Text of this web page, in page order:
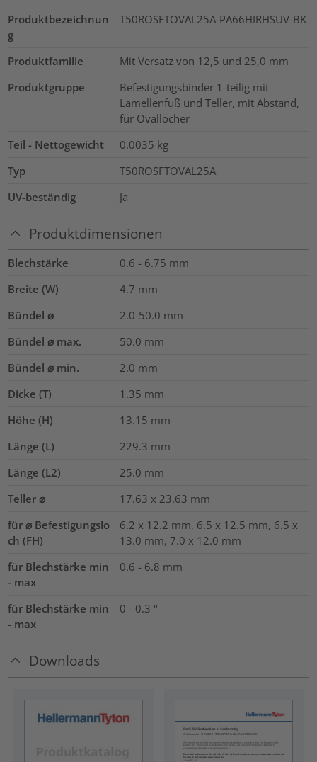
Produktbezeichnun
g
T50ROSFTOVAL25A-PA66HIRHSUV-BK
Produktfamilie
Mit Versatz von 12,5 und 25,0 mm
Produktgruppe
Befestigungsbinder 1-teilig mit
Lamellenfuß und Teller, mit Abstand,
für Ovallöcher
Teil - Nettogewicht
0.0035 kg
Typ
T50ROSFTOVAL25A
UV-beständig
Ja
Produktdimensionen
Blechstärke 0.6 - 6.75 mm
Breite (W)
4.7 mm
Bündel ⌀
2.0-50.0 mm
Bündel ⌀ max.
50.0 mm
Bündel ⌀ min.
2.0 mm
Dicke (T)
1.35 mm
Höhe (H)
13.15 mm
Länge (L)
229.3 mm
Länge (L2)
25.0 mm
Teller ⌀
17.63 x 23.63 mm
für ⌀ Befestigungslo
ch (FH)
6.2 x 12.2 mm, 6.5 x 12.5 mm, 6.5 x
13.0 mm, 7.0 x 12.0 mm
für Blechstärke min
- max
0.6 - 6.8 mm
für Blechstärke min
- max
0 - 0.3 "
Downloads